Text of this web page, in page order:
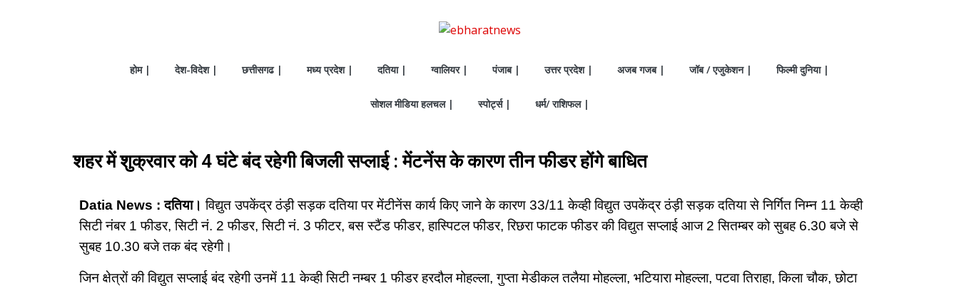
होम | देश-विदेश | छत्तीसगढ | मध्य प्रदेश | दतिया | ग्वालियर | पंजाब | उत्तर प्रदेश | अजब गजब | जॉब / एजुकेशन | फिल्मी दुनिया |
सोशल मीडिया हलचल | स्पोर्ट्स | धर्म/ राशिफल |
शहर में शुक्रवार को 4 घंटे बंद रहेगी बिजली सप्लाई : मेंटनेंस के कारण तीन फीडर होंगे बाधित
Datia News : दतिया। विद्युत उपकेंद्र ठंड़ी सड़क दतिया पर मेंटीनेंस कार्य किए जाने के कारण 33/11 केव्ही विद्युत उपकेंद्र ठंड़ी सड़क दतिया से निर्गित निम्न 11 केव्ही
सिटी नंबर 1 फीडर, सिटी नं. 2 फीडर, सिटी नं. 3 फीटर, बस स्टैंड फीडर, हास्पिटल फीडर, रिछरा फाटक फीडर की विद्युत सप्लाई आज 2 सितम्बर को सुबह 6.30 बजे से
सुबह 10.30 बजे तक बंद रहेगी।
जिन क्षेत्रों की विद्युत सप्लाई बंद रहेगी उनमें 11 केव्ही सिटी नम्बर 1 फीडर हरदौल मोहल्ला, गुप्ता मेडीकल तलैया मोहल्ला, भटियारा मोहल्ला, पटवा तिराहा, किला चौक, छोटा